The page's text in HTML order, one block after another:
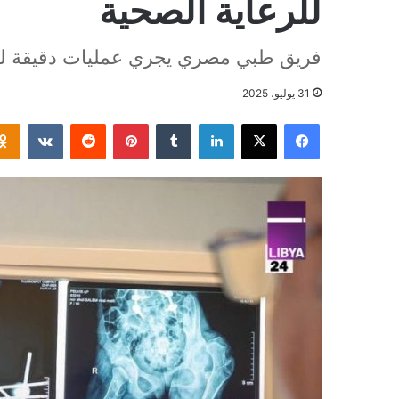
للرعاية الصحية
فريق طبي مصري يجري عمليات دقيقة
31 يوليو، 2025
فيسبوك ‫X لينكدإن بينتيريست